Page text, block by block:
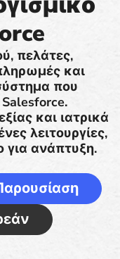
πελάτες,
και
που
και ιατρικά
λειτουργίες,
για ανάπτυξη.